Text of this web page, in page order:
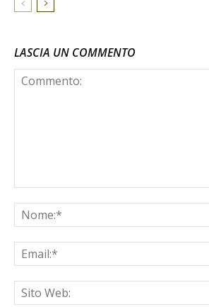
LASCIA UN COMMENTO